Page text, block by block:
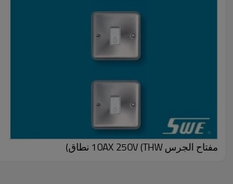
مفتاح الجرس 10AX 250V (THW نطاق)